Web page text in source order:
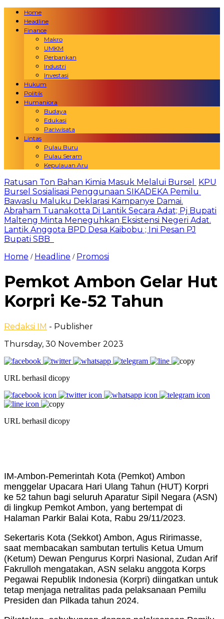
Home
Headline
Finance
Makro
UMKM
Perbankan
Industri
Investasi
Hukum
Politik
Humaniora
Budaya
Edukasi
Pariwisata
Lintas
Pulau Buru
Pulau Seram
Kepulauan Aru
Ratusan Ton Bahan Kimia Masuk Melalui Bursel
KPU
Bursel Sosialisasi Penggunaan SIKADEKA Pemilu
Bawaslu Maluku Deklarasi Kampanye Damai.
Abraham Tuanakotta Di Lantik Secara Adat; Pj Bupati
Malteng Minta Meneguhkan Eksistensi Negeri Adat.
Lantik Anggota BPD Desa Kaibobu ; Ini Pesan PJ
Bupati SBB
Home / Headline / Promosi
Pemkot Ambon Gelar Hut
Korpri Ke-52 Tahun
Redaksi IM - Publisher
Thursday, 30 November 2023
URL berhasil dicopy
URL berhasil dicopy
IM-Ambon-Pemerintah Kota (Pemkot) Ambon
menggelar Upacara Hari Ulang Tahun (HUT) Korpri
ke 52 tahun bagi seluruh Aparatur Sipil Negara (ASN)
di lingkup Pemkot Ambon, yang bertempat di
Halaman Parkir Balai Kota, Rabu 29/11/2023.
Sekertaris Kota (Sekkot) Ambon, Agus Ririmasse,
saat membacakan sambutan tertulis Ketua Umum
(Ketum) Dewan Pengurus Korpri Nasional, Zudan Arif
Fakrulloh mengatakan, ASN selaku anggota Korps
Pegawai Republik Indonesia (Korpri) diingatkan untuk
tetap menjaga netralitas pada pelaksanaan Pemilu
Presiden dan Pilkada tahun 2024.